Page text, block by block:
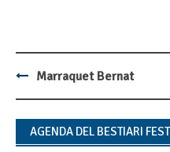
Post
navigation
Marraquet Bernat
AGENDA DEL BESTIARI